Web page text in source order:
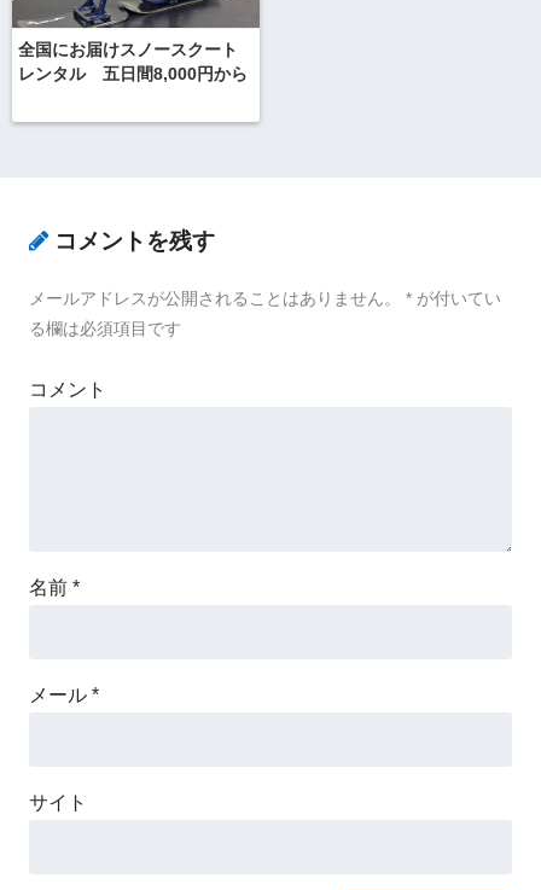
全国にお届けスノースクート
レンタル 五日間8,000円から
コメントを残す
メールアドレスが公開されることはありません。 * が付いてい
る欄は必須項目です
コメント
名前 *
メール *
サイト